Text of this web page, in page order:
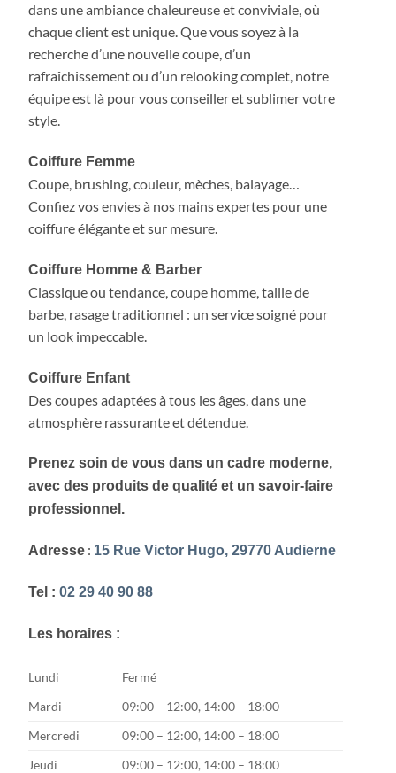
dans une ambiance chaleureuse et conviviale, où
chaque client est unique. Que vous soyez à la
recherche d’une nouvelle coupe, d’un
rafraîchissement ou d’un relooking complet, notre
équipe est là pour vous conseiller et sublimer votre
style.
Coiffure Femme
Coupe, brushing, couleur, mèches, balayage…
Confiez vos envies à nos mains expertes pour une
coiffure élégante et sur mesure.
Coiffure Homme & Barber
Classique ou tendance, coupe homme, taille de
barbe, rasage traditionnel : un service soigné pour
un look impeccable.
Coiffure Enfant
Des coupes adaptées à tous les âges, dans une
atmosphère rassurante et détendue.
Prenez soin de vous dans un cadre moderne,
avec des produits de qualité et un savoir-faire
professionnel.
Adresse : 15 Rue Victor Hugo, 29770 Audierne
Tel : 02 29 40 90 88
Les horaires :
Lundi
Fermé
Mardi
09:00 – 12:00, 14:00 – 18:00
Mercredi
09:00 – 12:00, 14:00 – 18:00
Jeudi
09:00 – 12:00, 14:00 – 18:00